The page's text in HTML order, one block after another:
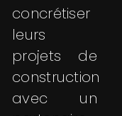
concrétiser
leurs
projets de
construction
avec un